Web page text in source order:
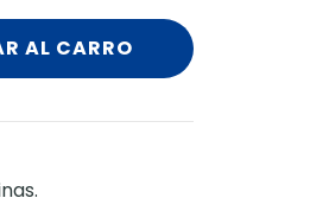
AL CARRO